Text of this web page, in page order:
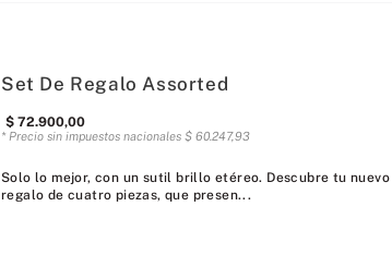
Set De Regalo Assorted
$ 72.900,00
* Precio sin impuestos nacionales $ 60247,93
Solo lo mejor, con un sutil brillo etéreo. Descubre tu
regalo de cuatro piezas, que presen...